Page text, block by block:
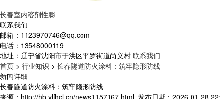
长春室内溶剂性膨
联系我们
邮箱： 1123970746@qq.com
电话： 13548000119
地址： 辽宁省沈阳市于洪区平罗街道尚义村 联系我们
首页 > 行业知识 > 长春隧道防火涂料：筑牢隐形防线
新闻详细
长春隧道防火涂料：筑牢隐形防线
来源：http://hb.ylfhcl.cn/news1157167.html 发布日期：2026-01-28